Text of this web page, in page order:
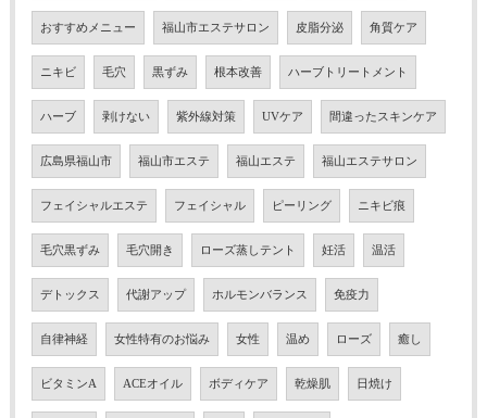
おすすめメニュー 福山市エステサロン 皮脂分泌 角質ケア
ニキビ 毛穴 黒ずみ 根本改善 ハーブトリートメント
ハーブ 剥けない 紫外線対策 UVケア 間違ったスキンケア
広島県福山市 福山市エステ 福山エステ 福山エステサロン
フェイシャルエステ フェイシャル ピーリング ニキビ痕
毛穴黒ずみ 毛穴開き ローズ蒸しテント 妊活 温活
デトックス 代謝アップ ホルモンバランス 免疫力
自律神経 女性特有のお悩み 女性 温め ローズ 癒し
ビタミンA ACEオイル ボディケア 乾燥肌 日焼け